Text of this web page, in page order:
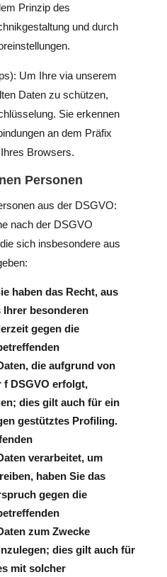
Prinzip des
und durch
Um Ihre via unserem
Daten zu schützen,
Sie erkennen
an dem Präfix
Browsers.
Personen
aus der DSGVO:
nach der DSGVO
sich insbesondere aus
haben das Recht, aus
besonderen
gegen die
die aufgrund von
f DSGVO erfolgt,
dies gilt auch für ein
gestütztes Profiling.
verarbeitet, um
haben Sie das
gegen die
zum Zwecke
dies gilt auch für
mit solcher